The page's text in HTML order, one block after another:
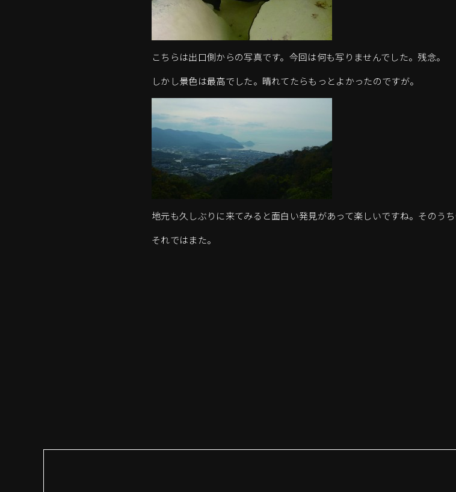
こちらは出口側からの写真です。今回は何も写りませんでした。残念。
しかし景色は最高でした。晴れてたらもっとよかったのですが。
地元も久しぶりに来てみると面白い発見があって楽しいですね。そのう
それではまた。